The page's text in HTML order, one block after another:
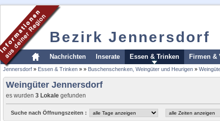
Bezirk Jennersdorf
Nachrichten Inserate Essen & Trinken Firmen &
Jennersdorf » Essen & Trinken » » Buschenschenken, Weingüter und Heurigen »
Weingüter Jennersdorf
es wurden 3 Lokale gefunden
Suche nach Öffnungszeiten :